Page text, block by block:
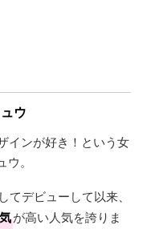
ウ
インが好き！という女
。
デビューして以来、
が高い人気を誇りま